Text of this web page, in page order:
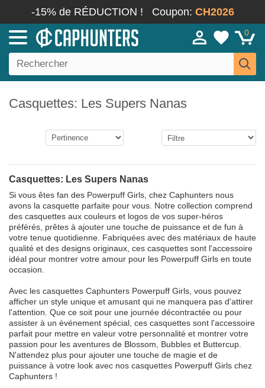
-15% de RÉDUCTION ! Coupon: CH2026
0
Casquettes: Les Supers Nanas
Casquettes: Les Supers Nanas
Si vous êtes fan des Powerpuff Girls, chez Caphunters nous
avons la casquette parfaite pour vous. Notre collection comprend
des casquettes aux couleurs et logos de vos super-héros
préférés, prêtes à ajouter une touche de puissance et de fun à
votre tenue quotidienne. Fabriquées avec des matériaux de haute
qualité et des designs originaux, ces casquettes sont l'accessoire
idéal pour montrer votre amour pour les Powerpuff Girls en toute
occasion.
Avec les casquettes Caphunters Powerpuff Girls, vous pouvez
afficher un style unique et amusant qui ne manquera pas d'attirer
l'attention. Que ce soit pour une journée décontractée ou pour
assister à un événement spécial, ces casquettes sont l'accessoire
parfait pour mettre en valeur votre personnalité et montrer votre
passion pour les aventures de Blossom, Bubbles et Buttercup.
N'attendez plus pour ajouter une touche de magie et de
puissance à votre look avec nos casquettes Powerpuff Girls chez
Caphunters !